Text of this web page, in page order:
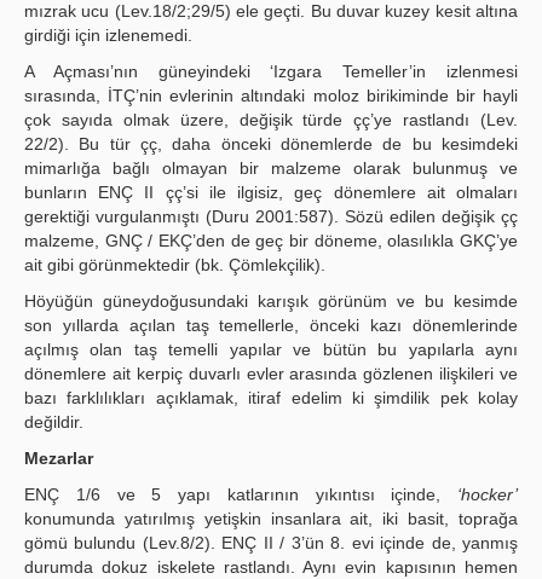
mızrak ucu (Lev.18/2;29/5) ele geçti. Bu duvar kuzey kesit altına
girdiği için izlenemedi.
A Açması’nın güneyindeki ‘Izgara Temeller’in izlenmesi
sırasında, İTÇ’nin evlerinin altındaki moloz birikiminde bir hayli
çok sayıda olmak üzere, değişik türde çç’ye rastlandı (Lev.
22/2). Bu tür çç, daha önceki dönemlerde de bu kesimdeki
mimarlığa bağlı olmayan bir malzeme olarak bulunmuş ve
bunların ENÇ II çç’si ile ilgisiz, geç dönemlere ait olmaları
gerektiği vurgulanmıştı (Duru 2001:587). Sözü edilen değişik çç
malzeme, GNÇ / EKÇ’den de geç bir döneme, olasılıkla GKÇ’ye
ait gibi görünmektedir (bk. Çömlekçilik).
Höyüğün güneydoğusundaki karışık görünüm ve bu kesimde
son yıllarda açılan taş temellerle, önceki kazı dönemlerinde
açılmış olan taş temelli yapılar ve bütün bu yapılarla aynı
dönemlere ait kerpiç duvarlı evler arasında gözlenen ilişkileri ve
bazı farklılıkları açıklamak, itiraf edelim ki şimdilik pek kolay
değildir.
Mezarlar
ENÇ 1/6 ve 5 yapı katlarının yıkıntısı içinde, ‘hocker’
konumunda yatırılmış yetişkin insanlara ait, iki basit, toprağa
gömü bulundu (Lev.8/2). ENÇ II / 3’ün 8. evi içinde de, yanmış
durumda dokuz iskelete rastlandı. Aynı evin kapısının hemen